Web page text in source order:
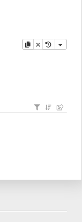
копировать
удалить